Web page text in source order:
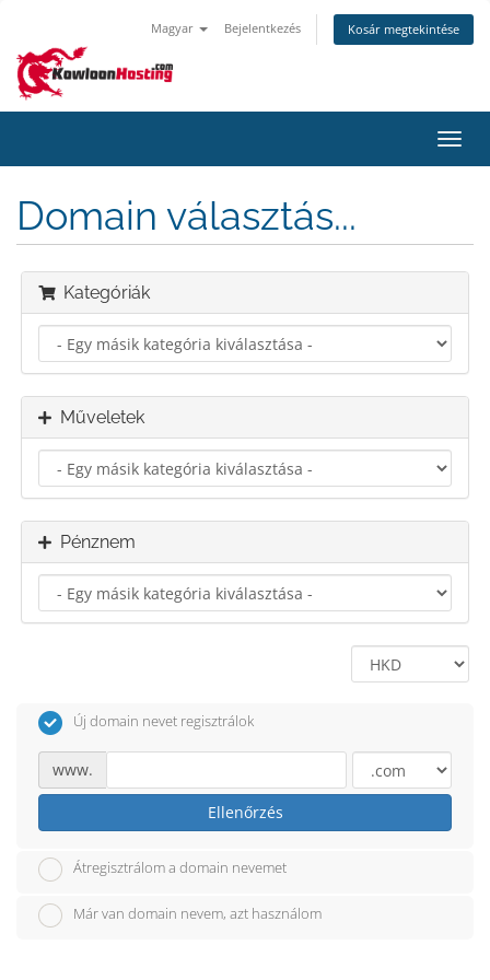
Magyar Bejelentkezés Kosár megtekintése
a
Domain választás...
Kategóriák
Műveletek
Pénznem
Új domain nevet regisztrálok
www.
Ellenőrzés
Átregisztrálom a domain nevemet
Már van domain nevem, azt használom